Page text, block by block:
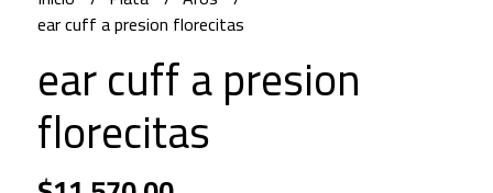
ear cuff a presion florecitas
ear cuff a presion
florecitas